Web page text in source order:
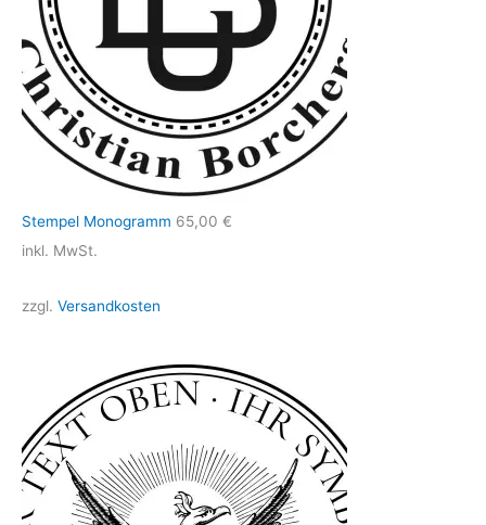
Stempel Monogramm 65,00 €
inkl. MwSt.
zzgl. Versandkosten